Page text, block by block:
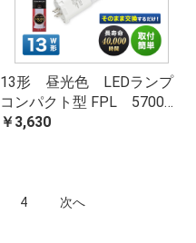
13形 昼光色 LEDランプ
コンパクト型 FPL 5700…
￥3,630
4 次へ